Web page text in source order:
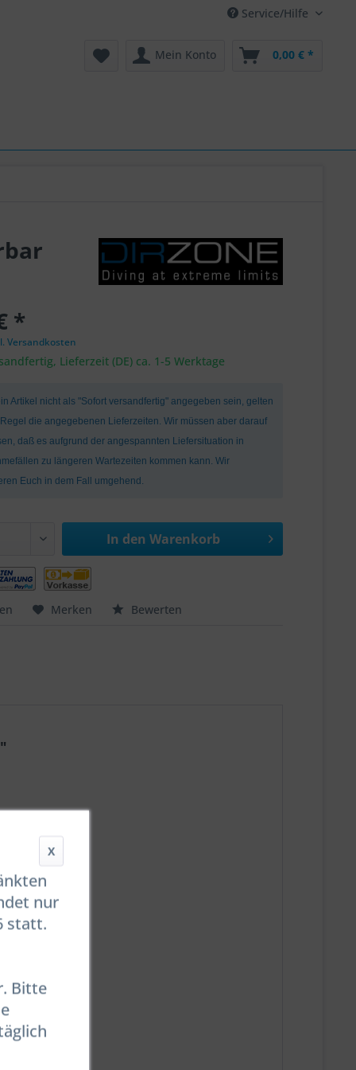
Service/Hilfe
Mein Konto 0,00 € *
*
Versandkosten
Lieferzeit (DE) ca. 1-5 Werktage
Artikel nicht als "Sofort versandfertig" angegeben sein, gelten
die angegebenen Lieferzeiten. Wir müssen aber darauf
daß es aufgrund der angespannten Liefersituation in
zu längeren Wartezeiten kommen kann. Wir
Euch in dem Fall umgehend.
In den Warenkorb
Merken Bewerten
X
nur
statt.
Bitte